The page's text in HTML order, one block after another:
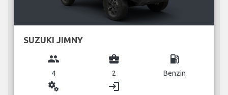
SUZUKI JIMNY
group
4
business_center
2
local_gas_station
Benzin
miscellaneous_services login